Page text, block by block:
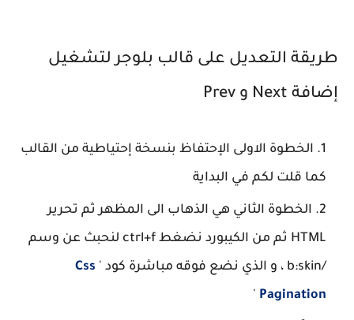
طريقة التعديل على قالب بلوجر لتشغيل
إضافة Next و Prev
الخطوة الاولى الإحتفاظ بنسخة إحتياطية من القالب
كما قلت لكم في البداية
الخطوة الثاني هي الذهاب الى المظهر ثم تحرير
HTML ثم من الكيبورد نضغط ctrl+f لنحبث عن وسم
/b:skin ، و الذي نضع فوقه مباشرة كود '
Css
Pagination
'